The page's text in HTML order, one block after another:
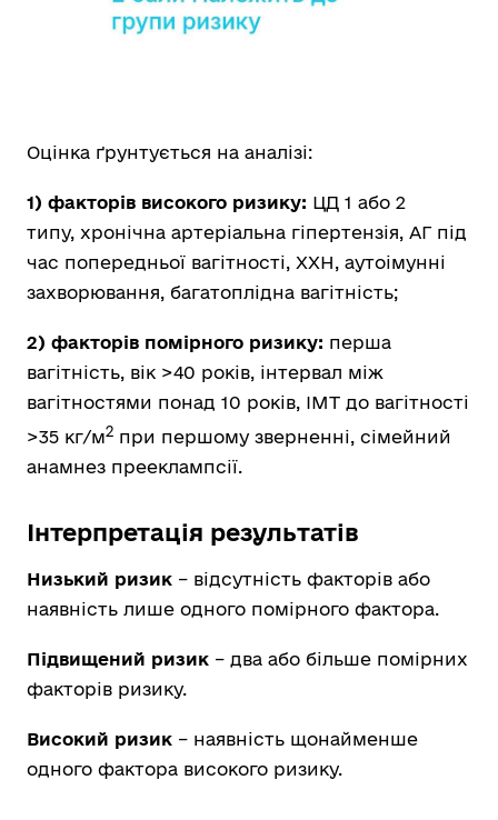
Оцінка ґрунтується на аналізі:
1) факторів високого ризику: ЦД 1 або 2
типу, хронічна артеріальна гіпертензія, АГ під
час попередньої вагітності, ХХН, аутоімунні
захворювання, багатоплідна вагітність;
2) факторів помірного ризику: перша
вагітність, вік >40 років, інтервал між
вагітностями понад 10 років, ІМТ до вагітності
>35 кг/м2 при першому зверненні, сімейний
анамнез прееклампсії.
Інтерпретація результатів
Низький ризик – відсутність факторів або
наявність лише одного помірного фактора.
Підвищений ризик – два або більше помірних
факторів ризику.
Високий ризик – наявність щонайменше
одного фактора високого ризику.